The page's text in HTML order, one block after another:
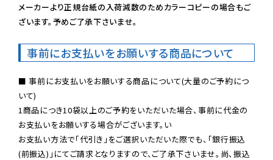
メーカーより正規台紙の入荷減数のためカラーコピーの場合もご
ざいます。予めご了承下さいませ。
事前にお支払いをお願いする商品について
■ 事前にお支払いをお願いする商品について(大量のご予約につ
いて)
1商品につき10袋以上のご予約をいただいた場合、事前に代金の
お支払いをお願いする場合がございます。い
お支払い方法で「代引き」をご選択いただいた際でも、「銀行振込
(前振込)」にてご請求となりますので、ご了承下さいませ。尚、振込